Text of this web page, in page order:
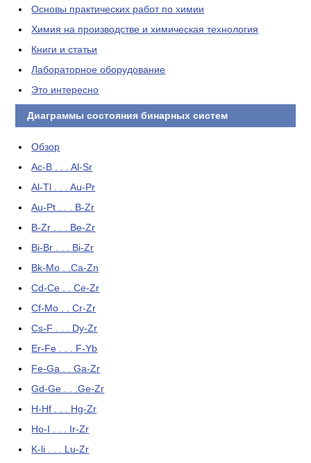
Основы практических работ по химии
Химия на производстве и химическая технология
Книги и статьи
Лабораторное оборудование
Это интересно
Диаграммы состояния бинарных систем
Обзор
Ac-B . . . Al-Sr
Al-Tl . . . Au-Pr
Au-Pt . . . B-Zr
B-Zr . . . Be-Zr
Bi-Br . . . Bi-Zr
Bk-Mo . .Ca-Zn
Cd-Ce . . Ce-Zr
Cf-Mo . . Cr-Zr
Cs-F . . . Dy-Zr
Er-Fe . . . F-Yb
Fe-Ga . . Ga-Zr
Gd-Ge . . .Ge-Zr
H-Hf . . . Hg-Zr
Ho-I . . . Ir-Zr
K-li . . . Lu-Zr